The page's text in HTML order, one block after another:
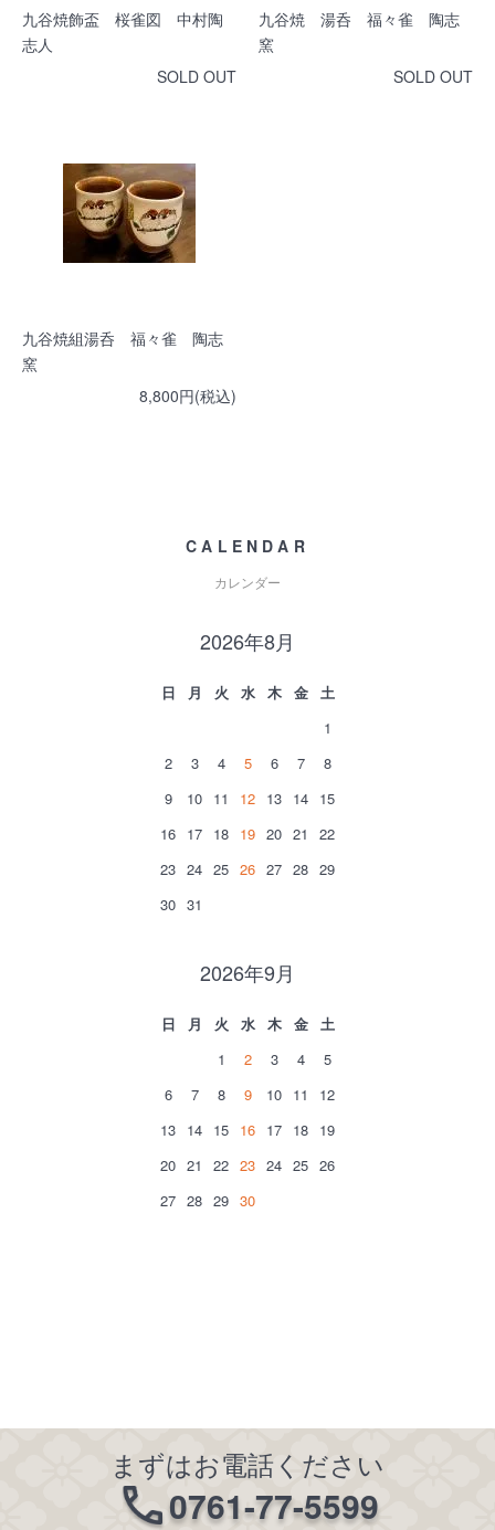
九谷焼飾盃 桜雀図 中村陶
志人
SOLD OUT
九谷焼 湯呑 福々雀 陶志
窯
SOLD OUT
九谷焼組湯呑 福々雀 陶志
窯
8,800円(税込)
CALENDAR
カレンダー
2026年8月
日 月 火 水 木 金
土
1
2
3 4 5 6 7
8
9
10 11 12 13 14 15
16 17 18 19 20 21
22
23 24 25 26 27 28 29
30 31
2026年9月
日 月 火 水 木 金
土
1
2 3 4
5
6
7 8 9 10 11
12
13 14 15 16 17 18 19
20 21 22 23 24 25 26
27 28 29 30
まずはお電話ください
0761-77-5599